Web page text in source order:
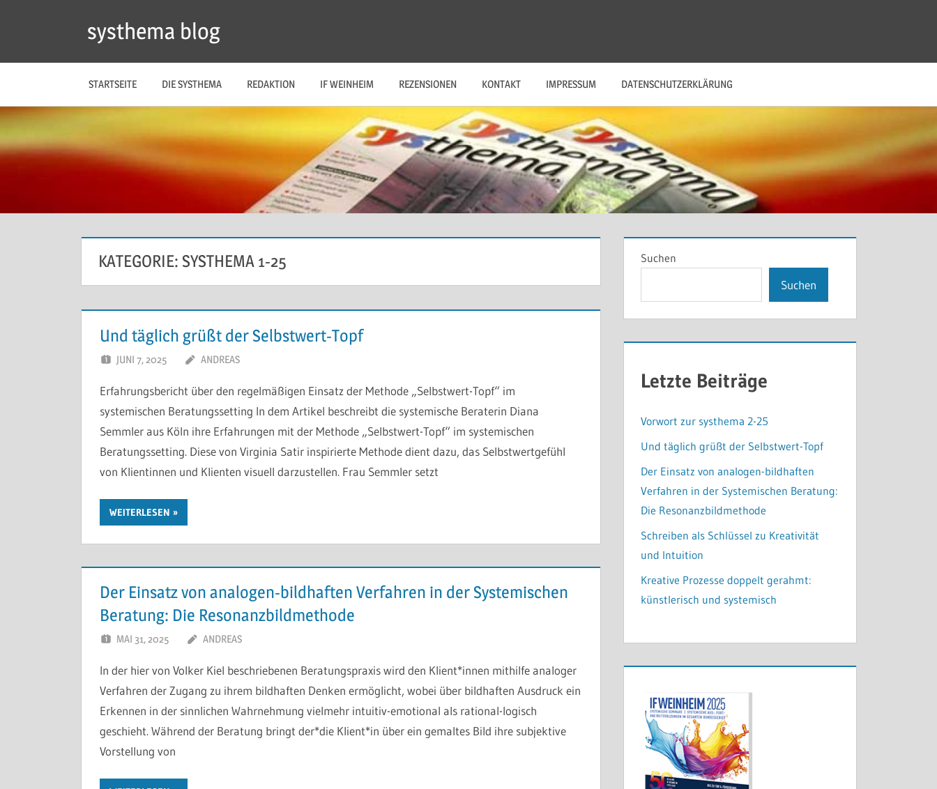
systhema blog
STARTSEITE DIE SYSTHEMA REDAKTION IF WEINHEIM REZENSIONEN KONTAKT IMPRESSUM DATENSCHUTZERKLÄRUNG
KATEGORIE: SYSTHEMA 1-25
Und täglich grüßt der Selbstwert-Topf
JUNI 7, 2025 ANDREAS
Erfahrungsbericht über den regelmäßigen Einsatz der Methode „Selbstwert-Topf“ im
systemischen Beratungssetting In dem Artikel beschreibt die systemische Beraterin Diana
Semmler aus Köln ihre Erfahrungen mit der Methode „Selbstwert-Topf“ im systemischen
Beratungssetting. Diese von Virginia Satir inspirierte Methode dient dazu, das Selbstwertgefühl
von Klientinnen und Klienten visuell darzustellen. Frau Semmler setzt
WEITERLESEN
Der Einsatz von analogen-bildhaften Verfahren in der Systemischen
Beratung: Die Resonanzbildmethode
MAI 31, 2025 ANDREAS
In der hier von Volker Kiel beschriebenen Beratungspraxis wird den Klient*innen mithilfe analoger
Verfahren der Zugang zu ihrem bildhaften Denken ermöglicht, wobei über bildhaften Ausdruck ein
Erkennen in der sinnlichen Wahrnehmung vielmehr intuitiv-emotional als rational-logisch
geschieht. Während der Beratung bringt der*die Klient*in über ein gemaltes Bild ihre subjektive
Vorstellung von
Suchen
Suchen
Letzte Beiträge
Vorwort zur systhema 2-25
Und täglich grüßt der Selbstwert-Topf
Der Einsatz von analogen-bildhaften
Verfahren in der Systemischen Beratung:
Die Resonanzbildmethode
Schreiben als Schlüssel zu Kreativität
und Intuition
Kreative Prozesse doppelt gerahmt:
künstlerisch und systemisch